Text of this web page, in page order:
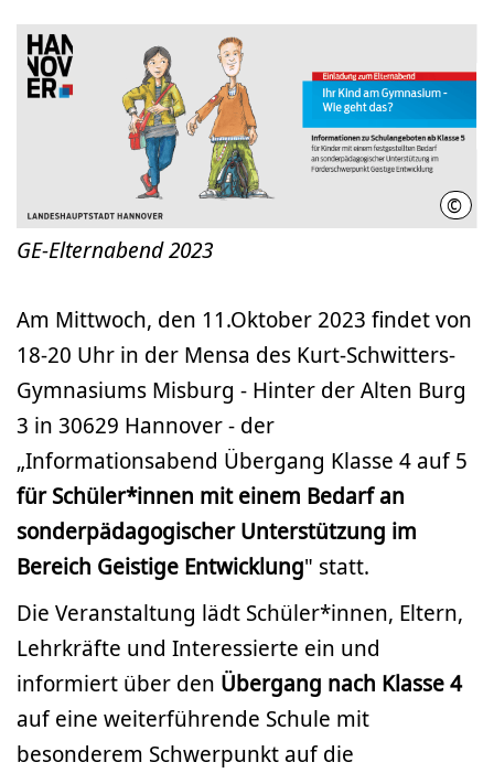
© LHH
GE-Elternabend 2023
Am Mittwoch, den 11.Oktober 2023 findet von
18-20 Uhr in der Mensa des Kurt-Schwitters-
Gymnasiums Misburg - Hinter der Alten Burg
3 in 30629 Hannover - der
„Informationsabend Übergang Klasse 4 auf 5
für Schüler*innen mit einem Bedarf an
sonderpädagogischer Unterstützung im
Bereich Geistige Entwicklung" statt.
Die Veranstaltung lädt Schüler*innen, Eltern,
Lehrkräfte und Interessierte ein und
informiert über den Übergang nach Klasse 4
auf eine weiterführende Schule mit
besonderem Schwerpunkt auf die